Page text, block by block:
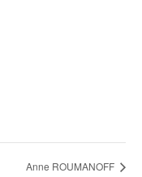
Anne ROUMANOFF